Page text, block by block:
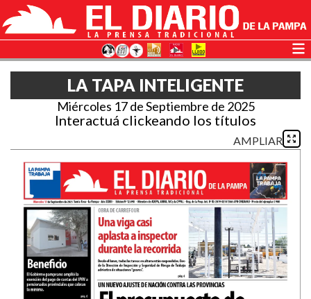
LA TAPA INTELIGENTE
Miércoles 17 de Septiembre de 2025
Interactuá clickeando los títulos
AMPLIAR